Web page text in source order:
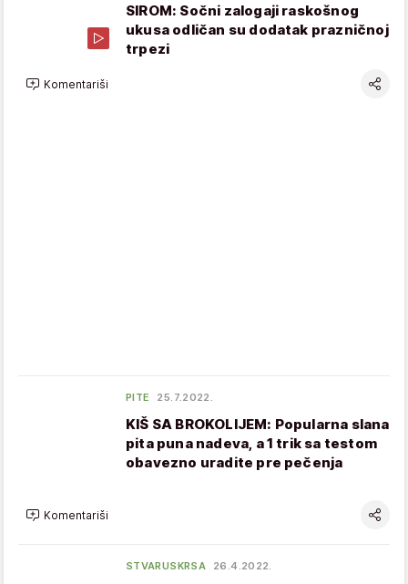
SIROM: Sočni zalogaji raskošnog
ukusa odličan su dodatak prazničnoj
trpezi
Komentariši
PITE 25.7.2022.
KIŠ SA BROKOLIJEM: Popularna slana
pita puna nadeva, a 1 trik sa testom
obavezno uradite pre pečenja
Komentariši
STVARUSKRSA 26.4.2022.